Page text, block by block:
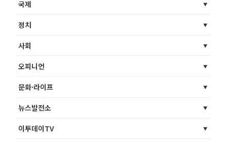
국제
정치
사회
오피니언
문화·라이프
뉴스발전소
이투데이TV